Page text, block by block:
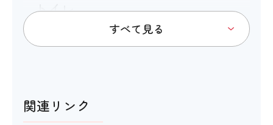
トイレ
洋式トイレ
関連リンク